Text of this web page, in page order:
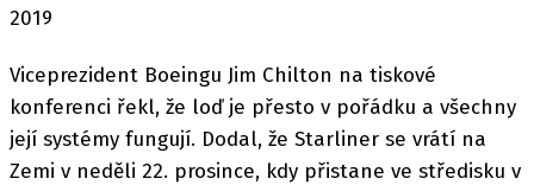
2019
Viceprezident Boeingu Jim Chilton na tiskové
konferenci řekl, že loď je přesto v pořádku a všechny
její systémy fungují. Dodal, že Starliner se vrátí na
Zemi v neděli 22. prosince, kdy přistane ve středisku v